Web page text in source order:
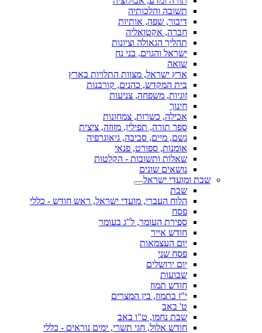
תשובה והלכותיה
דיבור, שפה, אותיות
חברה, אקטואליה
תהליך הגאולה וציונות
ישראל והגוים, בני נח
שואה
ארץ ישראל, מצוות התלויות בארץ
בית המקדש, כהנים, קורבנות
זוגיות, משפחה, צניעות
חינוך
אכילה, כשרות, צמחונות
ספר תורה, תפילין, מזוזה, ציצית
גשם, מיים, סביבה, גיאוגרפיה
אומנות, ספורט, פנאי
שאלות ותשובות - הקלטות
נושאים שונים
שבת ומועדי ישראל
שבת
הלוח העברי, מועדי ישראל, ראש חודש - כללי
פסח
ספירת העומר, ל"ג בעומר
חודש אייר
יום העצמאות
פסח שני
יום ירושלים
שבועות
חודש תמוז
י"ז בתמוז, בין המצרים
ט' באב
שבת נחמו, ט"ו באב
חודש אלול, חגי תשרי, ימים נוראים - כללי